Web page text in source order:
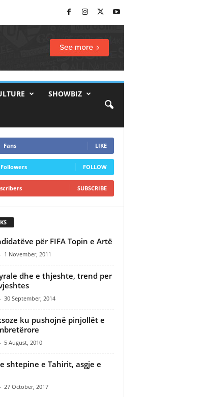
SHOWBIZ
Fans LIKE
Followers FOLLOW
SUBSCRIBE
për FIFA Topin e Artë
1 November, 2011
dhe e thjeshte, trend per
30 September, 2014
ku pushojnë pinjollët e
5 August, 2010
shtepine e Tahirit, asgje e
27 October, 2017